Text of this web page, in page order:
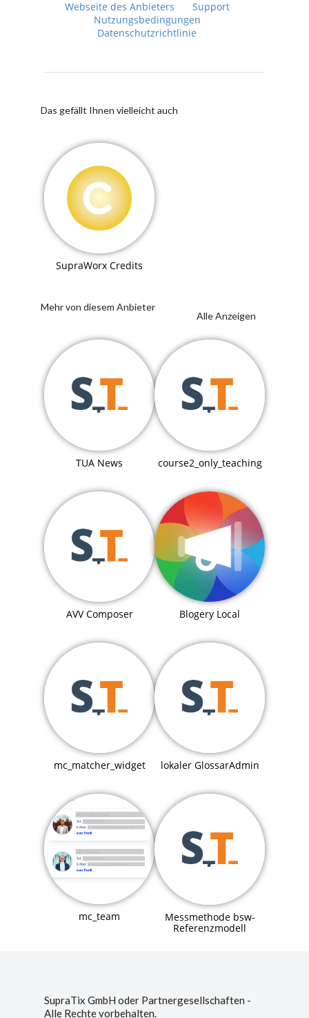
Webseite des Anbieters
Support
Nutzungsbedingungen
Datenschutzrichtlinie
Das gefällt Ihnen vielleicht auch
SupraWorx Credits
Mehr von diesem Anbieter
Alle Anzeigen
TUA News course2_only_teaching
AVV Composer Blogery Local
mc_matcher_widget lokaler GlossarAdmin
mc_team
Messmethode bsw-
Referenzmodell
SupraTix GmbH oder Partnergesellschaften -
Alle Rechte vorbehalten.